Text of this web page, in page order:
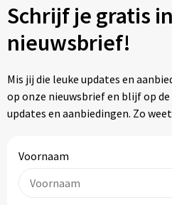
PBM
Caps, Mutsen & Sjaals
Handdoeken & Dekens
Kinderkleding
Tassen
Relatiegeschenken
Schrijf je gratis
nieuwsbrief!
Mis jij die leuke updates en
op onze nieuwsbrief en blijf op
updates en aanbiedingen. Zo
Voornaam